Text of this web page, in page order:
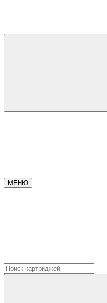
МЕНЮ